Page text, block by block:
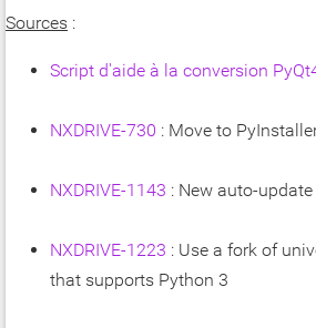
Sources :
Script d'aide à la conversion
NXDRIVE-730 : Move to
NXDRIVE-1143 : New auto-
NXDRIVE-1223 : Use a fork of
that supports Python 3